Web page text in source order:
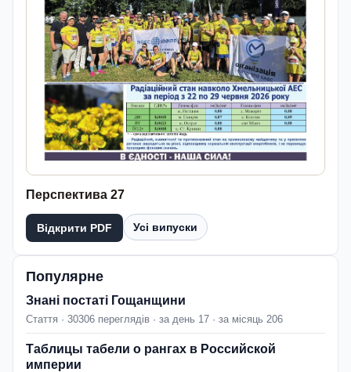
Перспектива 27
Відкрити PDF Усі випуски
Популярне
Знані постаті Гощанщини
Стаття · 30306 переглядів · за день 17 · за місяць 206
Таблицы табели о рангах в Российской
империи